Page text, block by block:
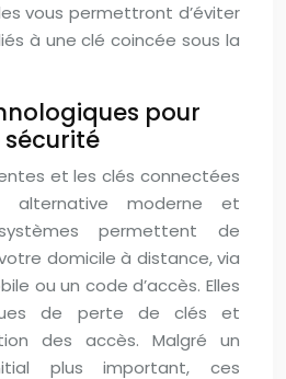
vous permettront d’éviter
à une clé coincée sous la
pour
et les clés connectées
alternative moderne et
permettent de
domicile à distance, via
ou un code d’accès. Elles
de perte de clés et
des accès. Malgré un
plus important, ces